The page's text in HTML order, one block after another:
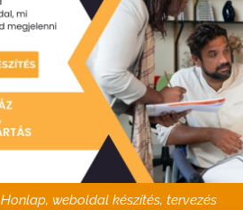
Honlap, weboldal készítés, tervezés